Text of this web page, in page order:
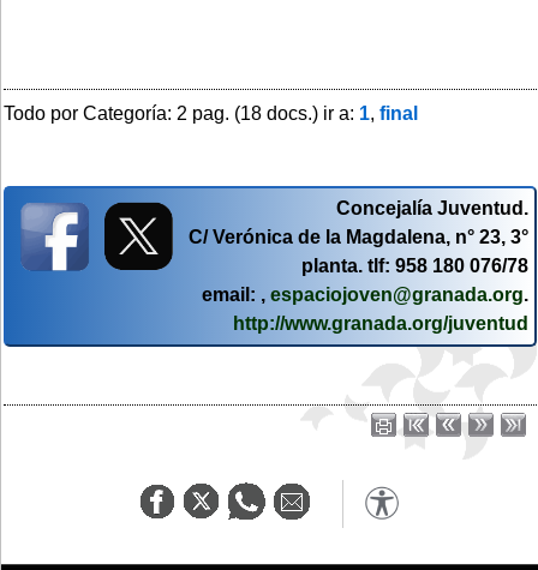
Todo por Categoría: 2 pag. (18 docs.) ir a: 1, final
Concejalía Juventud.
C/ Verónica de la Magdalena, n° 23, 3°
planta. tlf: 958 180 076/78
email: , espaciojoven@granada.org.
http://www.granada.org/juventud